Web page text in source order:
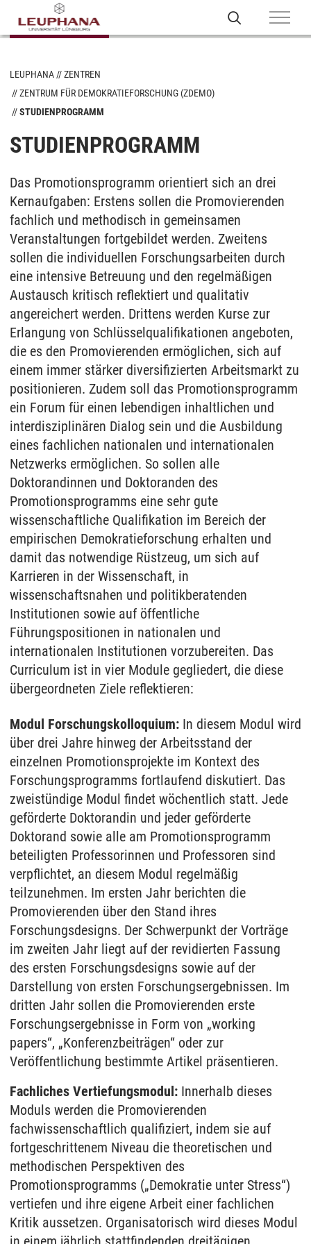
LEUPHANA
ZENTREN
ZENTRUM FÜR DEMOKRATIEFORSCHUNG (ZDEMO)
STUDIENPROGRAMM
STUDIENPROGRAMM
Das Promotionsprogramm orientiert sich an drei
Kernaufgaben: Erstens sollen die Promovierenden
fachlich und methodisch in gemeinsamen
Veranstaltungen fortgebildet werden. Zweitens
sollen die individuellen Forschungsarbeiten durch
eine intensive Betreuung und den regelmäßigen
Austausch kritisch reflektiert und qualitativ
angereichert werden. Drittens werden Kurse zur
Erlangung von Schlüsselqualifikationen angeboten,
die es den Promovierenden ermöglichen, sich auf
einem immer stärker diversifizierten Arbeitsmarkt zu
positionieren. Zudem soll das Promotionsprogramm
ein Forum für einen lebendigen inhaltlichen und
interdisziplinären Dialog sein und die Ausbildung
eines fachlichen nationalen und internationalen
Netzwerks ermöglichen. So sollen alle
Doktorandinnen und Doktoranden des
Promotionsprogramms eine sehr gute
wissenschaftliche Qualifikation im Bereich der
empirischen Demokratieforschung erhalten und
damit das notwendige Rüstzeug, um sich auf
Karrieren in der Wissenschaft, in
wissenschaftsnahen und politikberatenden
Institutionen sowie auf öffentliche
Führungspositionen in nationalen und
internationalen Institutionen vorzubereiten. Das
Curriculum ist in vier Module gegliedert, die diese
übergeordneten Ziele reflektieren:
Modul Forschungskolloquium: In diesem Modul wird
über drei Jahre hinweg der Arbeitsstand der
einzelnen Promotionsprojekte im Kontext des
Forschungsprogramms fortlaufend diskutiert. Das
zweistündige Modul findet wöchentlich statt. Jede
geförderte Doktorandin und jeder geförderte
Doktorand sowie alle am Promotionsprogramm
beteiligten Professorinnen und Professoren sind
verpflichtet, an diesem Modul regelmäßig
teilzunehmen. Im ersten Jahr berichten die
Promovierenden über den Stand ihres
Forschungsdesigns. Der Schwerpunkt der Vorträge
im zweiten Jahr liegt auf der revidierten Fassung
des ersten Forschungsdesigns sowie auf der
Darstellung von ersten Forschungsergebnissen. Im
dritten Jahr sollen die Promovierenden erste
Forschungsergebnisse in Form von „working
papers“, „Konferenzbeiträgen“ oder zur
Veröffentlichung bestimmte Artikel präsentieren.
Fachliches Vertiefungsmodul: Innerhalb dieses
Moduls werden die Promovierenden
fachwissenschaftlich qualifiziert, indem sie auf
fortgeschrittenem Niveau die theoretischen und
methodischen Perspektiven des
Promotionsprogramms („Demokratie unter Stress“)
vertiefen und ihre eigene Arbeit einer fachlichen
Kritik aussetzen. Organisatorisch wird dieses Modul